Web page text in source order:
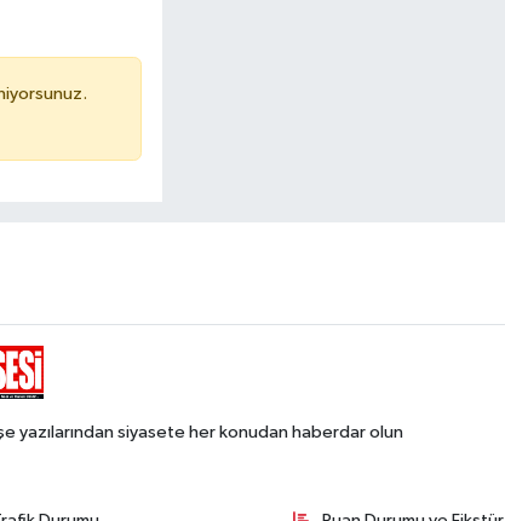
yazılarından siyasete her konudan haberdar olun